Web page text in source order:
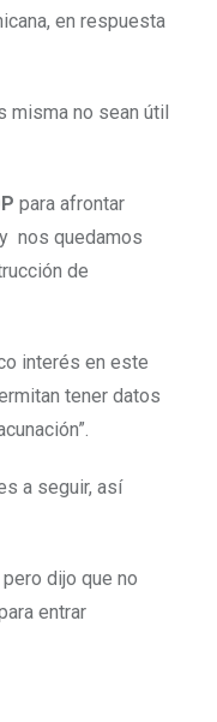
en respuesta
misma no sean útil
para afrontar
nos quedamos
de
interés en este
tener datos
a seguir, así
dijo que no
entrar